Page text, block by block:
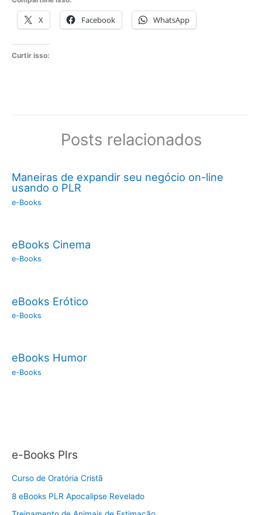
X Facebook WhatsApp
Curtir isso:
Posts relacionados
Maneiras de expandir seu negócio on-line
usando o PLR
e-Books
eBooks Cinema
e-Books
eBooks Erótico
e-Books
eBooks Humor
e-Books
e-Books Plrs
Curso de Oratória Cristã
8 eBooks PLR Apocalipse Revelado